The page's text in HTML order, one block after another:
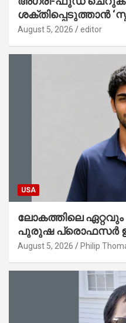
ശക്തിപ്പെടുത്താന്‍
കേര; ലോഗോ
August 5, 2026 editor
USA
ലോകത്തിലെ
പുരുഷ പ്രൊഫസർ
മലയാളി നേഥൻ
August 5, 2026 Philip